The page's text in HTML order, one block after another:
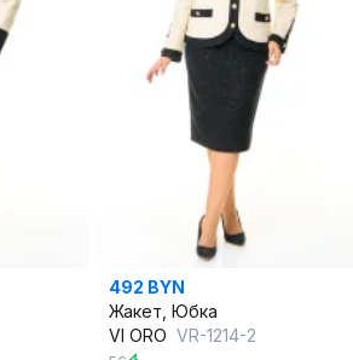
492 BYN
Жакет, Юбка
VI ORO VR-1214-2